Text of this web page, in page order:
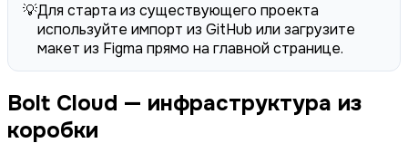
💡Для старта из существующего проекта
используйте импорт из GitHub или загрузите
макет из Figma прямо на главной странице.
Bolt Cloud — инфраструктура из
коробки